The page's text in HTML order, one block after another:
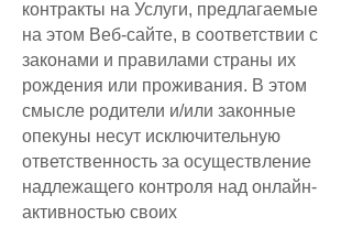
контракты на Услуги, предлагаемые
на этом Веб-сайте, в соответствии с
законами и правилами страны их
рождения или проживания. В этом
смысле родители и/или законные
опекуны несут исключительную
ответственность за осуществление
надлежащего контроля над онлайн-
активностью своих